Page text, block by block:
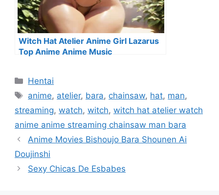
Witch Hat Atelier Anime Girl Lazarus
Top Anime Anime Music
Categorías
Hentai
Etiquetas
anime, atelier, bara, chainsaw, hat, man,
streaming, watch, witch, witch hat atelier watch
anime anime streaming chainsaw man bara
Anime Movies Bishoujo Bara Shounen Ai
Doujinshi
Sexy Chicas De Esbabes